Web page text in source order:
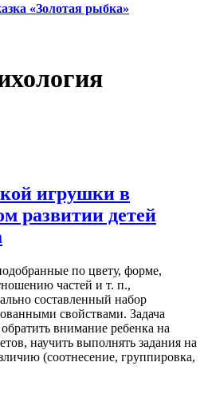
«Золотая рыбка»
игрушки в
развитии детей
по цвету, форме,
частей и т. п.,
составленный набор
свойствами. Задача
внимание ребенка на
научить выполнять задания на
(соотнесение, группировка,